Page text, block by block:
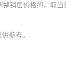
销售价格的，取当
参考。